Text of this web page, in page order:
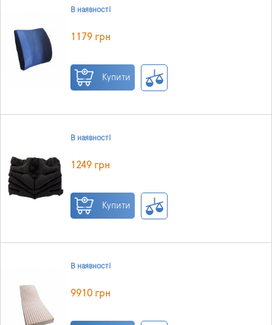
В наявності
1179 грн
Купити
В наявності
1249 грн
Купити
В наявності
9910 грн